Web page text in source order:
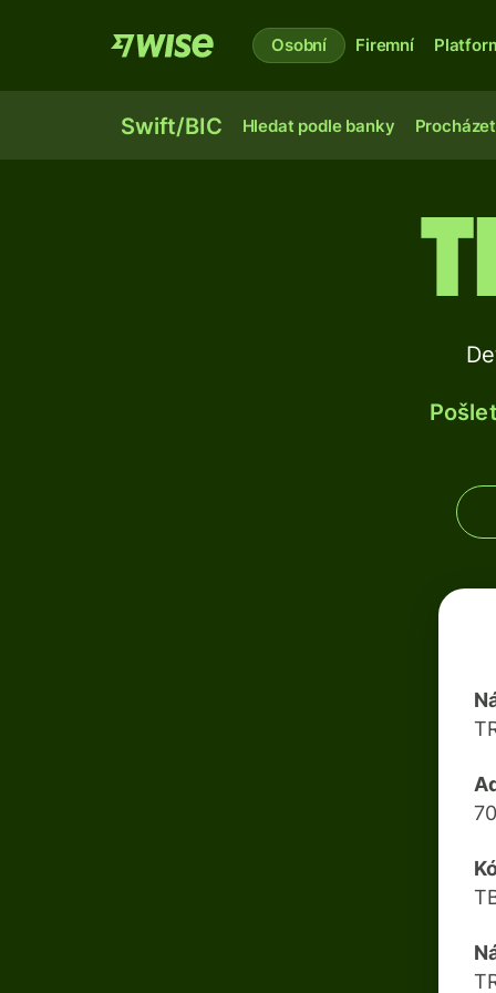
Osobní Firemní
Swift/BIC Hledat podle banky